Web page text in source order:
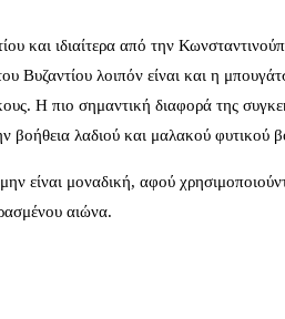
και ιδιαίτερα από την
Βυζαντίου λοιπόν είναι και η
Η πιο σημαντική διαφορά της
βοήθεια λαδιού και μαλακού φυτικού
μοναδική, αφού
αιώνα.